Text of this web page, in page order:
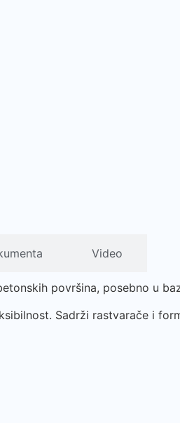
Video
površina, posebno u
Sadrži rastvarače i